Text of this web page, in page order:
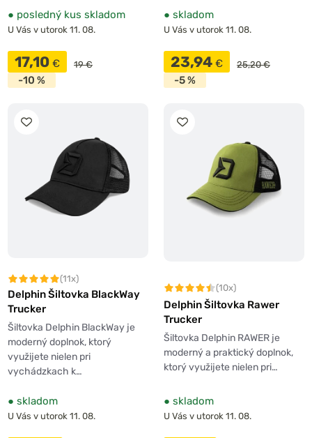
● posledný kus skladom
U Vás v utorok 11. 08.
17,10 € 19 €
-10 %
● skladom
U Vás v utorok 11. 08.
23,94 € 25,20 €
-5 %
(11x)
Delphin Šiltovka BlackWay
Trucker
Šiltovka Delphin BlackWay je
moderný doplnok, ktorý
využijete nielen pri
vychádzkach k…
● skladom
U Vás v utorok 11. 08.
(10x)
Delphin Šiltovka Rawer
Trucker
Šiltovka Delphin RAWER je
moderný a praktický doplnok,
ktorý využijete nielen pri…
● skladom
U Vás v utorok 11. 08.